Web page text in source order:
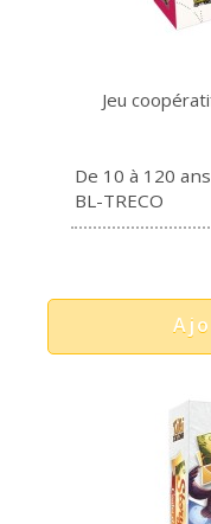
Jeu
De 10 à 120 ans
BL-TRECO